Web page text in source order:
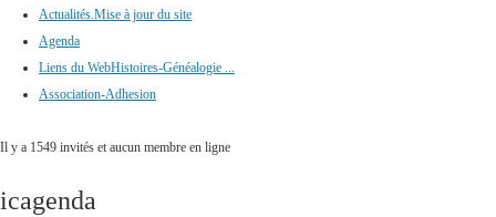
Actualités. Mise à jour du site
Agenda
Liens du WebHistoires-Généalogie ...
Association-Adhesion
Il y a 1549 invités et aucun membre en ligne
icagenda